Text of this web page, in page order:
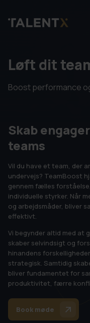
Løft dit
Boost performance
Skab
teams
Vil du have et team, der
undervejs? TeamBoost
gennem fælles
individuelle styrker. Når
og arbejdsmåder, bliver
effektivt.
Vi begynder altid med at
skaber selvindsigt og
hinandens
strategisk. Samtidig
bliver fundamentet for
produktivitet, færre
Book møde